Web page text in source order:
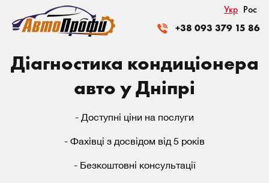
Укр Рос
+38 093 379 15 86
Діагностика кондиціонера
авто у Дніпрі
- Доступні ціни на послуги
- Фахівці з досвідом від 5 років
- Безкоштовні консультації